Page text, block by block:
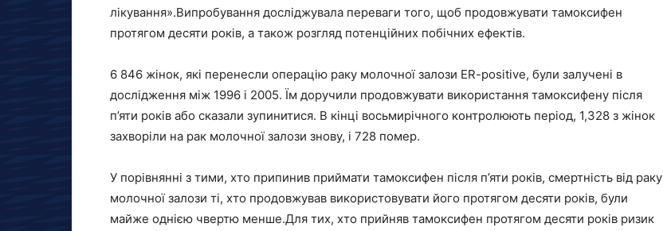
лікування».Випробування досліджувала переваги того, щоб продовжувати тамоксифен
протягом десяти років, а також розгляд потенційних побічних ефектів.
6 846 жінок, які перенесли операцію раку молочної залози ER-positive, були залучені в
дослідження між 1996 і 2005. Їм доручили продовжувати використання тамоксифену після
п’яти років або сказали зупинитися. В кінці восьмирічного контролюють період, 1,328 з жінок
захворіли на рак молочної залози знову, і 728 помер.
У порівнянні з тими, хто припинив приймати тамоксифен після п’яти років, смертність від раку
молочної залози ті, хто продовжував використовувати його протягом десяти років, були
майже однією чвертю менше.Для тих, хто прийняв тамоксифен протягом десяти років ризик